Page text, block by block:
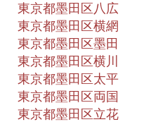
東京都墨田区八広
東京都墨田区横網
東京都墨田区墨田
東京都墨田区横川
東京都墨田区太平
東京都墨田区両国
東京都墨田区立花